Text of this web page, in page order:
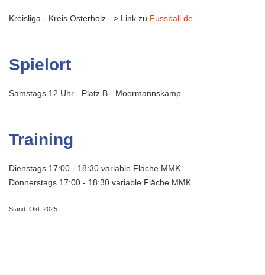
Kreisliga - Kreis Osterholz - > Link zu Fussball.de
Spielort
Samstags 12 Uhr - Platz B - Moormannskamp
Training
Dienstags 17:00 - 18:30 variable Fläche MMK
Donnerstags 17:00 - 18:30 variable Fläche MMK
Stand: Okt. 2025